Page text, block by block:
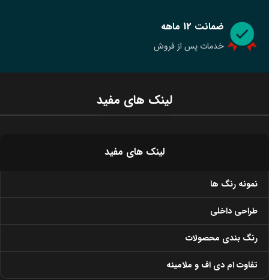
ضمانت 12 ماهه
خدمات پس از فروش
لینک های مفید
لینک های مفید
نمونه رنگ ها
طراحی داخلی
رنگ بندی محصولات
تفاوت ام دی اف و ملامینه